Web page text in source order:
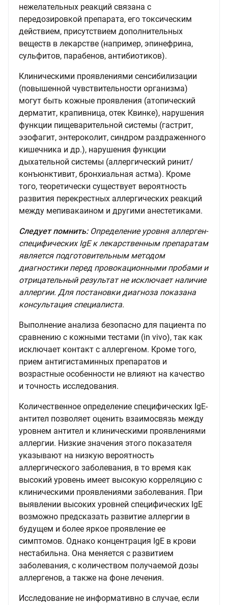
нежелательных реакций связана с
передозировкой препарата, его токсическим
действием, присутствием дополнительных
веществ в лекарстве (например, эпинефрина,
сульфитов, парабенов, антибиотиков).
Клиническими проявлениями сенсибилизации
(повышенной чувствительности организма)
могут быть кожные проявления (атопический
дерматит, крапивница, отек Квинке), нарушения
функции пищеварительной системы (гастрит,
эзофагит, энтероколит, синдром раздраженного
кишечника и др.), нарушения функции
дыхательной системы (аллергический ринит/
конъюнктивит, бронхиальная астма). Кроме
того, теоретически существует вероятность
развития перекрестных аллергических реакций
между мепивакаином и другими анестетиками.
Следует помнить:Определение уровня аллерген-
специфических IgE к лекарственным препаратам
является подготовительным методом
диагностики перед провокационными пробами и
отрицательный результат не исключает наличие
аллергии. Для постановки диагноза показана
консультация специалиста.
Выполнение анализа безопасно для пациента по
сравнению с кожными тестами (in vivo), так как
исключает контакт с аллергеном. Кроме того,
прием антигистаминных препаратов и
возрастные особенности не влияют на качество
и точность исследования.
Количественное определение специфических IgE-
антител позволяет оценить взаимосвязь между
уровнем антител и клиническими проявлениями
аллергии. Низкие значения этого показателя
указывают на низкую вероятность
аллергического заболевания, в то время как
высокий уровень имеет высокую корреляцию с
клиническими проявлениями заболевания. При
выявлении высоких уровней специфических IgE
возможно предсказать развитие аллергии в
будущем и более яркое проявление ее
симптомов. Однако концентрация IgE в крови
нестабильна. Она меняется с развитием
заболевания, с количеством получаемой дозы
аллергенов, а также на фоне лечения.
Исследование не информативно в случае, если